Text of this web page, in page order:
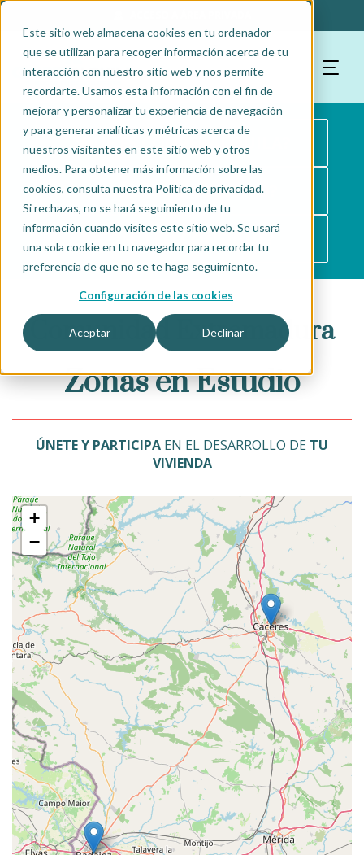
Este sitio web almacena cookies en tu ordenador
que se utilizan para recoger información acerca de tu
interacción con nuestro sitio web y nos permite
recordarte. Usamos esta información con el fin de
mejorar y personalizar tu experiencia de navegación
y para generar analíticas y métricas acerca de
nuestros visitantes en este sitio web y otros
medios. Para obtener más información sobre las
cookies, consulta nuestra Política de privacidad.
Si rechazas, no se hará seguimiento de tu
información cuando visites este sitio web. Se usará
una sola cookie en tu navegador para recordar tu
preferencia de que no se te haga seguimiento.
Configuración de las cookies
Aceptar Declinar
¿QUÉ ES COOPERALQUILA?
¿CUÁL ES SU OBJETIVO?
¿CÓMO LO CONSIGUE?
Comunidad Extremadura
Zonas en Estudio
ÚNETE Y PARTICIPA EN EL DESARROLLO DE TU
VIVIENDA
+
−